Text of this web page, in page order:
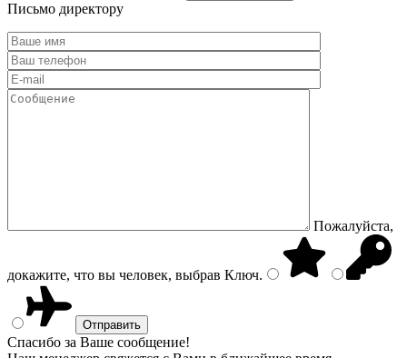
Письмо директору
Пожалуйста,
докажите, что вы человек, выбрав Ключ.
Спасибо за Ваше сообщение!